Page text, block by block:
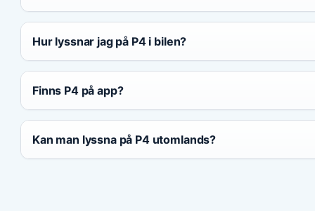
Hur lyssnar jag på P4 i bilen?
Finns P4 på app?
Kan man lyssna på P4 utomlands?